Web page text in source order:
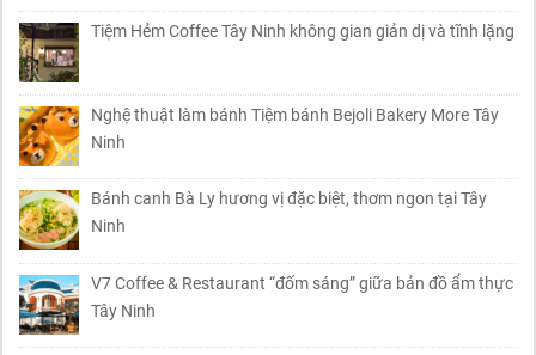
Tiệm Hẻm Coffee Tây Ninh không gian giản dị và tĩnh lặng
Nghệ thuật làm bánh Tiệm bánh Bejoli Bakery More Tây
Ninh
Bánh canh Bà Ly hương vị đặc biệt, thơm ngon tại Tây
Ninh
V7 Coffee & Restaurant “đốm sáng” giữa bản đồ ẩm thực
Tây Ninh